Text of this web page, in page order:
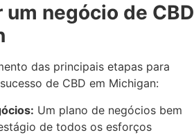
negócio de CBD
das principais etapas para
de CBD em Michigan:
Um plano de negócios bem
de todos os esforços